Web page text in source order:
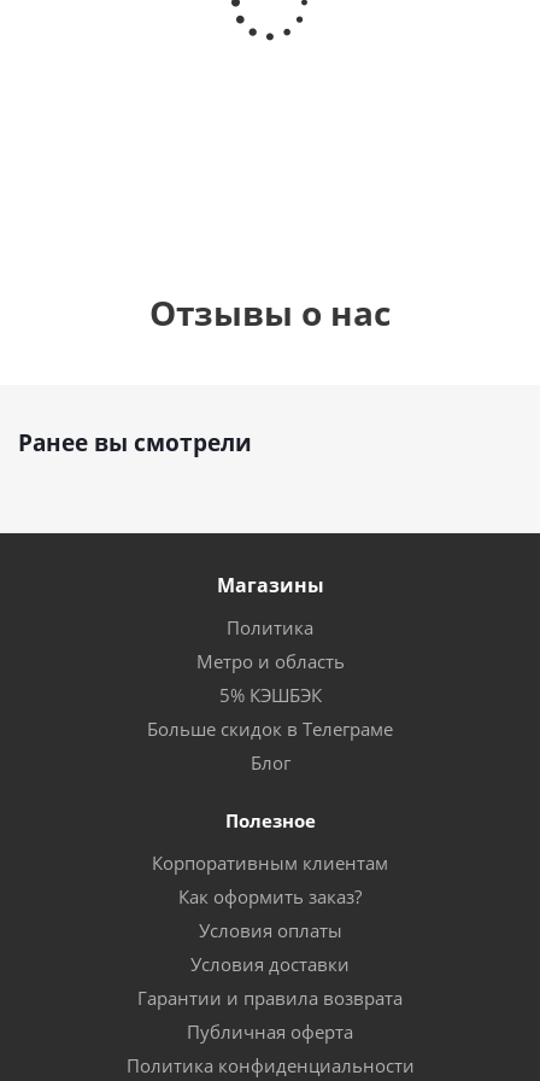
Сердце розовое
фольгированный
Отзывы о нас
Ранее вы смотрели
Магазины
Политика
Метро и область
5% КЭШБЭК
Больше скидок в Телеграме
Блог
Полезное
Корпоративным клиентам
Как оформить заказ?
Условия оплаты
Условия доставки
Гарантии и правила возврата
Публичная оферта
Политика конфиденциальности